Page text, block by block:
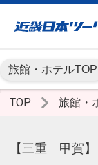
旅館・ホテルTOP
TOP 旅館・
【三重 甲賀】